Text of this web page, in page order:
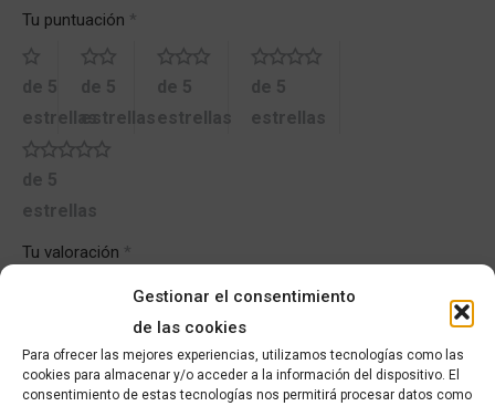
Gestionar el consentimiento
de las cookies
Para ofrecer las mejores experiencias, utilizamos tecnologías como las
cookies para almacenar y/o acceder a la información del dispositivo. El
consentimiento de estas tecnologías nos permitirá procesar datos como
Tu puntuación *
de 5
estrellas
de 5
estrellas
de 5
estrellas
de 5
estrellas
de 5
estrellas
Tu valoración *